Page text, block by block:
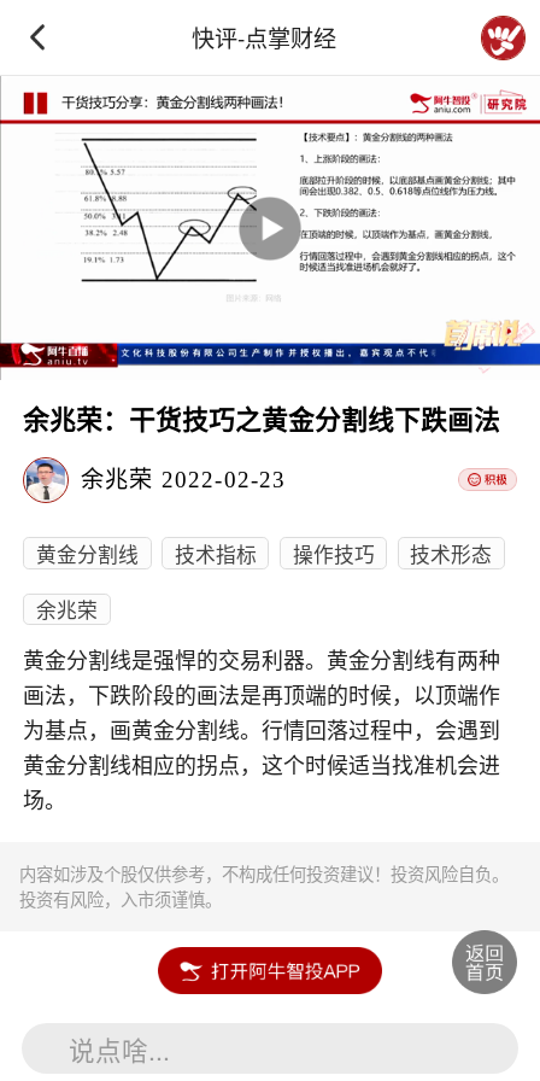
快评-点掌财经
余兆荣：干货技巧之黄金分割线下跌画法
余兆荣 2022-02-23
黄金分割线 技术指标 操作技巧
技术形态
余兆荣
黄金分割线是强悍的交易利器。黄金分割线有两种
画法，下跌阶段的画法是再顶端的时候，以顶端作
为基点，画黄金分割线。行情回落过程中，会遇到
黄金分割线相应的拐点，这个时候适当找准机会进
场。
内容如涉及个股仅供参考，不构成任何投资建议！投资风险自负。
投资有风险，入市须谨慎。
说点啥...